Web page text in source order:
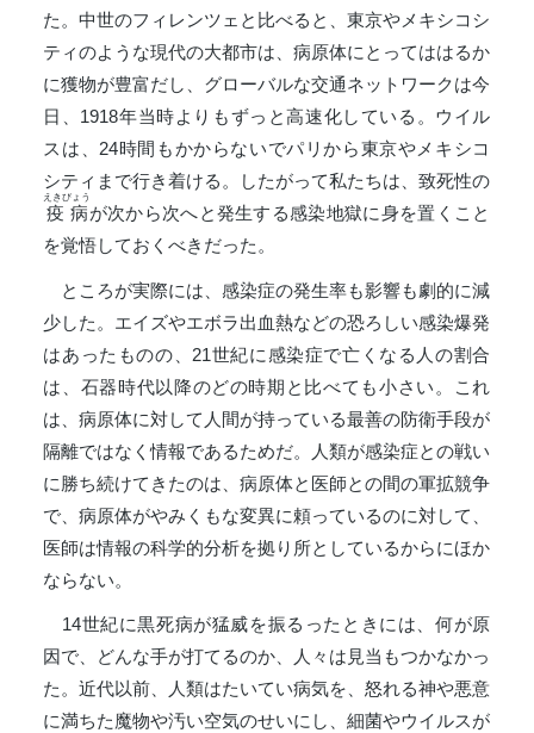
た。中世のフィレンツェと比べると、東京やメキシコシ
ティのような現代の大都市は、病原体にとってははるか
に獲物が豊富だし、グローバルな交通ネットワークは今
日、1918年当時よりもずっと高速化している。ウイル
スは、24時間もかからないでパリから東京やメキシコ
シティまで行き着ける。したがって私たちは、致死性の
疫病
えきびょう
が次から次へと発生する感染地獄に身を置くこと
を覚悟しておくべきだった。
ところが実際には、感染症の発生率も影響も劇的に減
少した。エイズやエボラ出血熱などの恐ろしい感染爆発
はあったものの、21世紀に感染症で亡くなる人の割合
は、石器時代以降のどの時期と比べても小さい。これ
は、病原体に対して人間が持っている最善の防衛手段が
隔離ではなく情報であるためだ。人類が感染症との戦い
に勝ち続けてきたのは、病原体と医師との間の軍拡競争
で、病原体がやみくもな変異に頼っているのに対して、
医師は情報の科学的分析を拠り所としているからにほか
ならない。
14世紀に黒死病が猛威を振るったときには、何が原
因で、どんな手が打てるのか、人々は見当もつかなかっ
た。近代以前、人類はたいてい病気を、怒れる神や悪意
に満ちた魔物や汚い空気のせいにし、細菌やウイルスが